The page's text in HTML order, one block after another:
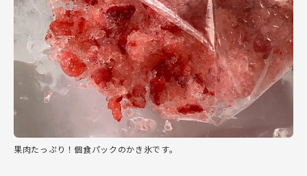
果肉たっぷり！個食パックのかき氷です。